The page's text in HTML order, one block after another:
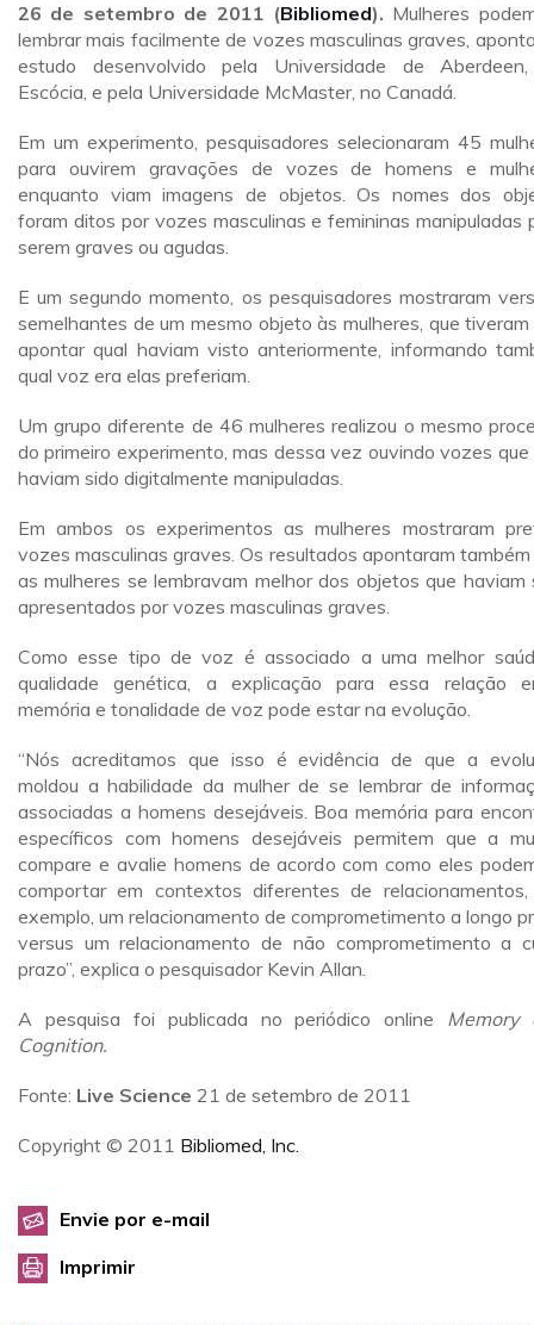
26 de setembro de 2011 (Bibliomed). Mulheres
lembrar mais facilmente de vozes masculinas graves,
estudo desenvolvido pela Universidade de
Escócia, e pela Universidade McMaster, no Canadá.
Em um experimento, pesquisadores selecionaram 45
para ouvirem gravações de vozes de homens e
enquanto viam imagens de objetos. Os nomes dos
foram ditos por vozes masculinas e femininas manipuladas
serem graves ou agudas.
E um segundo momento, os pesquisadores mostraram
semelhantes de um mesmo objeto às mulheres, que tiveram
apontar qual haviam visto anteriormente, informando
qual voz era elas preferiam.
Um grupo diferente de 46 mulheres realizou o mesmo
do primeiro experimento, mas dessa vez ouvindo vozes que
haviam sido digitalmente manipuladas.
Em ambos os experimentos as mulheres mostraram
vozes masculinas graves. Os resultados apontaram também
as mulheres se lembravam melhor dos objetos que haviam
apresentados por vozes masculinas graves.
Como esse tipo de voz é associado a uma melhor
qualidade genética, a explicação para essa relação
memória e tonalidade de voz pode estar na evolução.
“Nós acreditamos que isso é evidência de que a
moldou a habilidade da mulher de se lembrar de
associadas a homens desejáveis. Boa memória para
específicos com homens desejáveis permitem que a
compare e avalie homens de acordo com como eles
comportar em contextos diferentes de
exemplo, um relacionamento de comprometimento a longo
versus um relacionamento de não comprometimento a
prazo”, explica o pesquisador Kevin Allan.
A pesquisa foi publicada no periódico online Memory
Cognition.
Fonte: Live Science 21 de setembro de 2011
Copyright © 2011 Bibliomed, Inc.
Envie por e-mail
Imprimir